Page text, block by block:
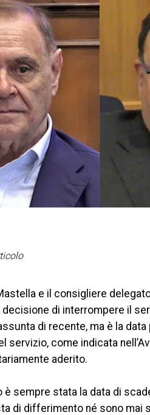
e il consigliere
di interrompere il
di recente, ma è la
servizio, come indicata
aderito.
è sempre stata la data di
di differimento né sono mai